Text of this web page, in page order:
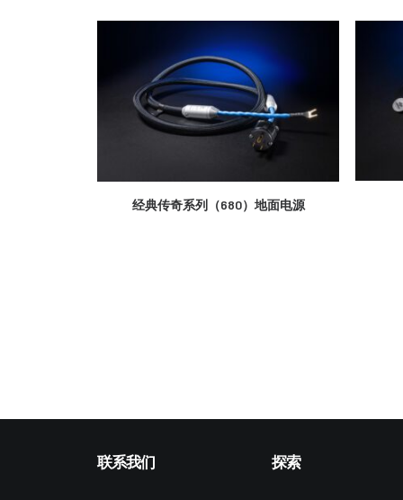
更多信息
经典传奇系列（680）地面电源
联系我们 探索